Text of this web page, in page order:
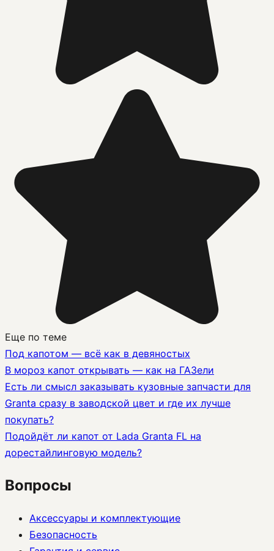
Еще по теме
Под капотом — всё как в девяностых
В мороз капот открывать — как на ГАЗели
Есть ли смысл заказывать кузовные запчасти для
Granta сразу в заводской цвет и где их лучше
покупать?
Подойдёт ли капот от Lada Granta FL на
дорестайлинговую модель?
Вопросы
Аксессуары и комплектующие
Безопасность